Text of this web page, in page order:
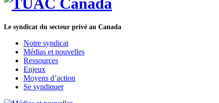
Le syndicat du secteur privé au Canada
Notre syndicat
Médias et nouvelles
Ressources
Enjeux
Moyens d’action
Se syndiquer